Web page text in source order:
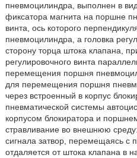
пневмоцилиндра, выполнен в
фиксатора магнита на поршне
винта, ось которого
пневмоцилиндра, а головка
сторону торца штока клапана,
регулировочного винта
перемещения поршня
для перемещения поршня
через встроенный в корпус
пневматической системы
корпусом блокиратора и
стравливание во внешнюю
сигнала затвор, перемещаясь с
отдаляется от штока клапана в